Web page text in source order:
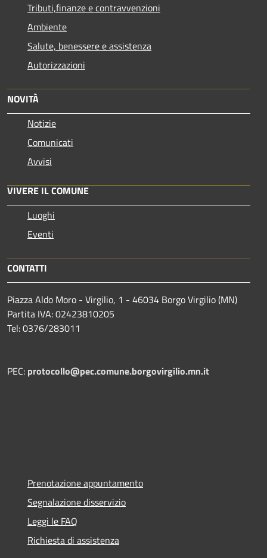
Tributi,finanze e contravvenzioni
Ambiente
Salute, benessere e assistenza
Autorizzazioni
NOVITÀ
Notizie
Comunicati
Avvisi
VIVERE IL COMUNE
Luoghi
Eventi
CONTATTI
Piazza Aldo Moro - Virgilio, 1 - 46034 Borgo Virgilio (MN)
Partita IVA: 02423810205
Tel: 0376/283011
PEC: protocollo@pec.comune.borgovirgilio.mn.it
Prenotazione appuntamento
Segnalazione disservizio
Leggi le FAQ
Richiesta di assistenza